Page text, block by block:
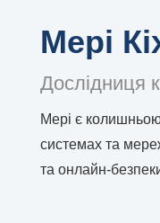
Мері
Дослідниця
Мері є колишньою
системах та
та онлайн-